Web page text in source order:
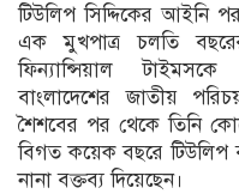
টিউলিপ সিদ্দিকের আইনি
এক মুখপাত্র চলতি
ফিন্যান্সিয়াল
বাংলাদেশের জাতীয়
শৈশবের পর থেকে তিনি
বিগত কয়েক বছরে টিউলিপ
নানা বক্তব্য দিয়েছেন।